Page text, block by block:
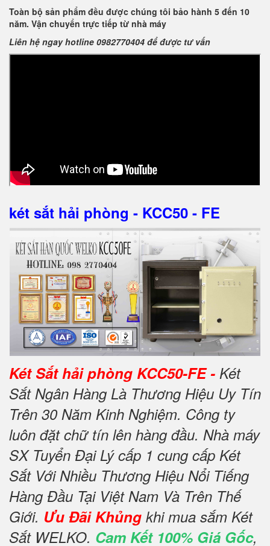
Toàn bộ sản phẩm đều được chúng tôi bảo hành 5 đến 10
năm. Vận chuyển trực tiếp từ nhà máy
Liên hệ ngay hotline 0982770404 để được tư vấn
két sắt hải phòng - KCC50 - FE
Két Sắt hải phòng KCC50-FE - Két
Sắt Ngân Hàng Là Thương Hiệu Uy Tín
Trên 30 Năm Kinh Nghiệm. Công ty
luôn đặt chữ tín lên hàng đầu. Nhà máy
SX Tuyển Đại Lý cấp 1 cung cấp Két
Sắt Với Nhiều Thương Hiệu Nổi Tiếng
Hàng Đầu Tại Việt Nam Và Trên Thế
Giới. Ưu Đãi Khủng khi mua sắm Két
Sắt WELKO. Cam Kết 100% Giá Gốc,